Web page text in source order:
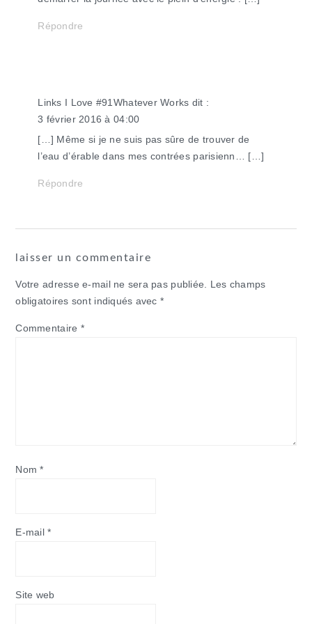
Répondre
Links I Love #91Whatever Works dit :
3 février 2016 à 04:00
[…] Même si je ne suis pas sûre de trouver de
l’eau d’érable dans mes contrées parisienn… […]
Répondre
laisser un commentaire
Votre adresse e-mail ne sera pas publiée.
Les champs
obligatoires sont indiqués avec*
Commentaire *
Nom*
E-mail*
Site web